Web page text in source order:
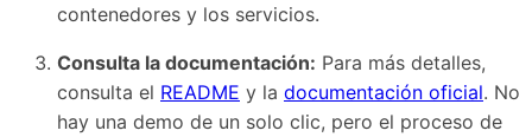
contenedores y los servicios.
Consulta la documentación: Para más detalles,
consulta el README y la documentación oficial. No
hay una demo de un solo clic, pero el proceso de